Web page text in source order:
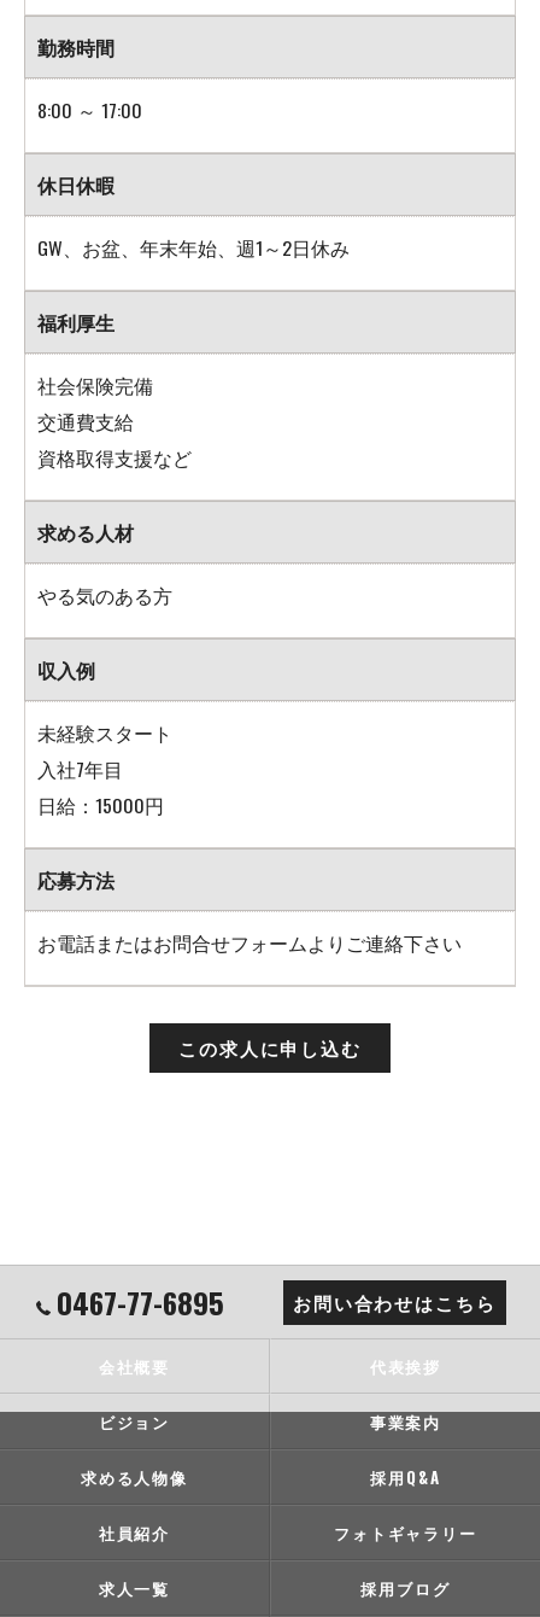
勤務時間
8:00 ～ 17:00
休日休暇
GW、お盆、年末年始、週1～2日休み
福利厚生
社会保険完備
交通費支給
資格取得支援など
求める人材
やる気のある方
収入例
未経験スタート
入社7年目
日給：15000円
応募方法
お電話またはお問合せフォームよりご連絡下さい
この求人に申し込む
0467-77-6895 お問い合わせはこちら
会社概要 代表挨拶
ビジョン 事業案内
求める人物像 採用Q&A
社員紹介 フォトギャラリー
求人一覧 採用ブログ